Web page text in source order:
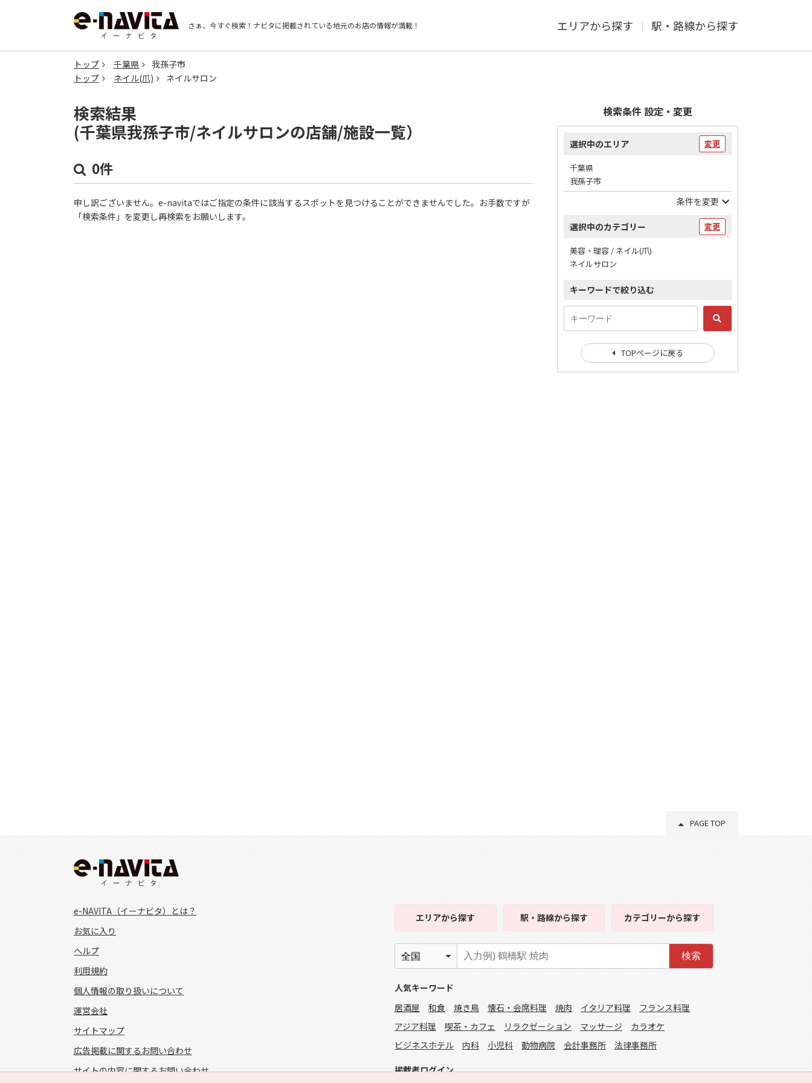
さぁ、今すぐ検索！ ナビタに掲載されている地元のお店の情報が満載！ エリアから探す 駅・路線から探す
トップ 千葉県
我孫子市
トップ
ネイル(爪) ネイルサロン
検索結果
(千葉県我孫子市/ネイルサロンの店舗/施設一覧）
0件
申し訳ございません。e-navitaではご指定の条件に該当するスポットを見つけることができませんでした。お手数ですが
「検索条件」を変更し再検索をお願いします。
検索条件 設定・変更
選択中のエリア 変更
千葉県
我孫子市
条件を変更
選択中のカテゴリー 変更
美容・理容 / ネイル(爪)
ネイルサロン
キーワードで絞り込む
TOPページに戻る
PAGE TOP
e-NAVITA（イーナビタ）とは？
お気に入り
ヘルプ
利用規約
個人情報の取り扱いについて
運営会社
サイトマップ
広告掲載に関するお問い合わせ
サイトの内容に関するお問い合わせ
エリアから探す 駅・路線から探す カテゴリーから探す
検索
人気キーワード
居酒屋
和食 焼き鳥 懐石・会席料理 焼肉 イタリア料理
フランス料理
アジア料理
喫茶・カフェ リラクゼーション マッサージ
カラオケ
ビジネスホテル
内科 小児科 動物病院 会計事務所 法律事務所
掲載者ログイン